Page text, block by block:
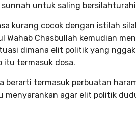
untuk saling
kurang cocok dengan istilah
Wahab Chasbullah kemudian
dimana elit politik yang
itu termasuk dosa.
berarti termasuk perbuatan
menyarankan agar elit politik